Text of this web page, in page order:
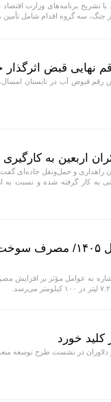
تشریح برنامه‌های وزارت
جنگ، سه گروه اقدام شامل تأمین
نهایی قبض اثرگذار
رقم قبوض آب در تابستان
راهداری و حمل‌ونقل جاده‌ای
حسینی به‌ کار گرفته شده و نسبت
واردات ۲۵ هزار خودروی کارکرده
به عوامل مؤثر بر افزایش
خورد
و دلاوران در نشست طرح توسعه